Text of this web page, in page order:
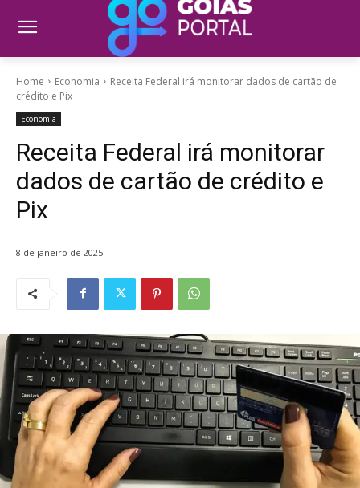
Home Economia
Receita Federal irá monitorar dados de cartão de
crédito e Pix
Economia
Receita Federal irá monitorar
dados de cartão de crédito e
Pix
8 de janeiro de 2025